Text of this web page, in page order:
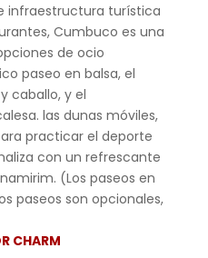
infraestructura turística
Cumbuco es una
de ocio
paseo en balsa, el
caballo, y el
las dunas móviles,
practicar el deporte
con un refrescante
(Los paseos en
paseos son opcionales,
CHARM